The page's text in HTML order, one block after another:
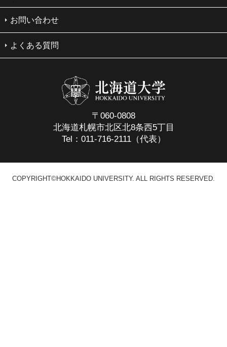
お問い合わせ
よくある質問
〒060-0808
北海道札幌市北区北8条西5丁目
Tel：011-716-2111（代表）
COPYRIGHT©HOKKAIDO UNIVERSITY. ALL RIGHTS RESERVED.